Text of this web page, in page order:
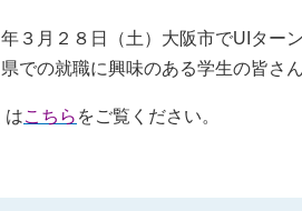
３月２８日（土）大阪市でUIター
での就職に興味のある学生の皆さ
こちら をご覧ください。